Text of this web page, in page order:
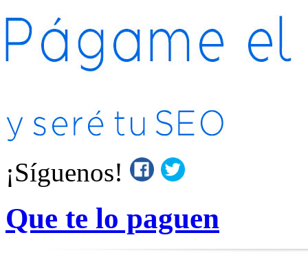
¡Síguenos!
Que te lo paguen